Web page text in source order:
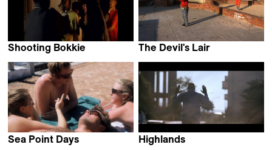
Shooting Bokkie
Adam Rist
The Devil's Lair
Sea Point Days
Highlands